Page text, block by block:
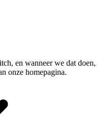
en wanneer we dat doen,
onze homepagina.